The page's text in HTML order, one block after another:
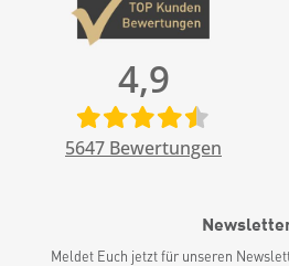
4,9
5647 Bewertungen
Meldet Euch jetzt für unseren